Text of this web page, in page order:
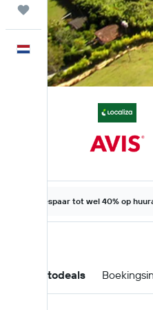
Trips
Nederlands
Bespaar tot wel 40% op
Huurautodeals